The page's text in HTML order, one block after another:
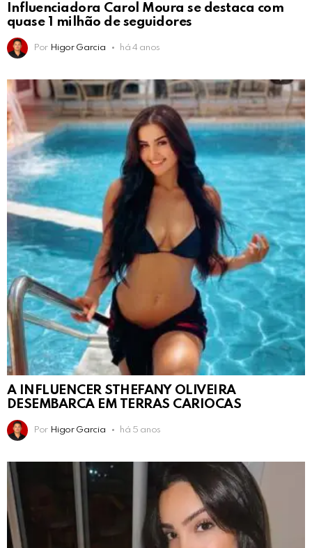
Influenciadora Carol Moura se destaca com
quase 1 milhão de seguidores
Por Higor Garcia há 4 anos
A INFLUENCER STHEFANY OLIVEIRA
DESEMBARCA EM TERRAS CARIOCAS
Por Higor Garcia há 5 anos